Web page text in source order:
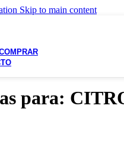
Skip to main content
para: